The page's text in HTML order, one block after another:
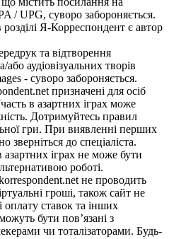
/ UPG, суворо забороняється.
Я-Корреспондент є автор
та відтворення
аудіовізуальних творів
- суворо забороняється.
призначені для осіб
в азартних іграх може
Дотримуйтесь правил
гри. При виявленні перших
зверніться до спеціаліста.
іграх не може бути
роботі.
не проводить
гроші, також сайт не
оплату ставок та інших
бути пов’язані з
чи тоталізаторами. Будь-